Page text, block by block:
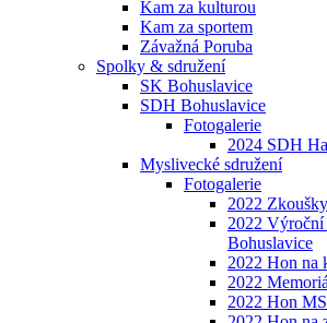
Kam za kulturou
Kam za sportem
Závažná Poruba
Spolky & sdružení
SK Bohuslavice
SDH Bohuslavice
Fotogalerie
2024 SDH
Myslivecké sdružení
Fotogalerie
2022
2022 Výroční
Bohuslavice
2022 Hon na
2022
2022 Hon